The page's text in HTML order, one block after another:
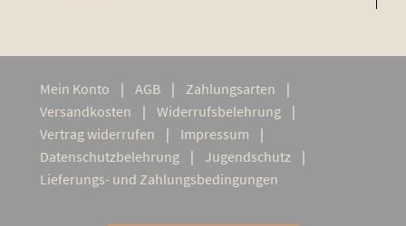
Mein Kon­to AGB
Zah­lungs­ar­ten
Ver­sand­kos­ten
Wider­rufs­be­leh­rung
Ver­trag widerrufen
Impres­sum
Daten­schutz­be­leh­rung
Jugend­schutz
Lie­­fe­rungs- und Zahlungsbedingungen